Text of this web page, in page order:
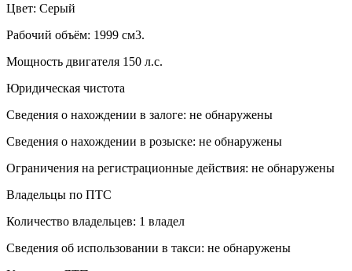
Цвет: Серый
Рабочий объём: 1999 см3.
Мощность двигателя 150 л.с.
Юридическая чистота
Сведения о нахождении в залоге: не обнаружены
Сведения о нахождении в розыске: не обнаружены
Ограничения на регистрационные действия: не обнаружены
Владельцы по ПТС
Количество владельцев: 1 владел
Сведения об использовании в такси: не обнаружены